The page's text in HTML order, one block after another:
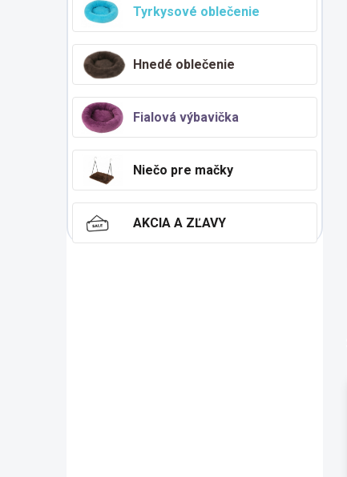
Tyrkysové oblečenie
Hnedé oblečenie
Fialová výbavička
Niečo pre mačky
AKCIA A ZĽAVY